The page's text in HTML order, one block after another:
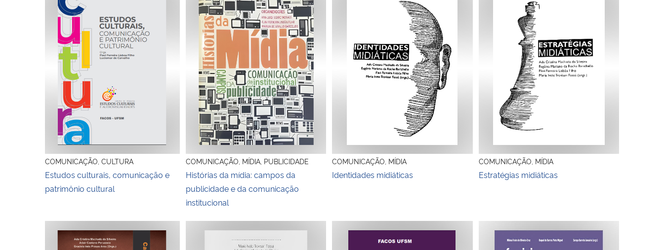
COMUNICAÇÃO, CULTURA
Estudos culturais, comunicação e
patrimônio cultural
COMUNICAÇÃO, MÍDIA, PUBLICIDADE
Histórias da mídia: campos da
publicidade e da comunicação
institucional
COMUNICAÇÃO, MÍDIA
Identidades midiáticas
COMUNICAÇÃO, MÍDIA
Estratégias midiáticas